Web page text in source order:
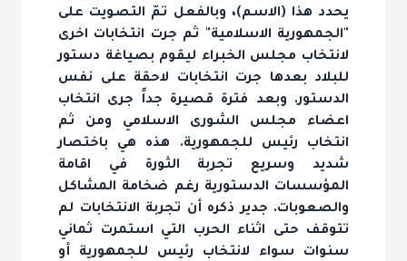
يحدد هذا (الاسم)، وبالفعل تمّ التصويت على
"الجمهورية الاسلامية" ثم جرت انتخابات اخرى
لانتخاب مجلس الخبراء ليقوم بصياغة دستور
للبلاد بعدها جرت انتخابات لاحقة على نفس
الدستور. وبعد فترة قصيرة جداً جرى انتخاب
اعضاء مجلس الشورى الاسلامي ومن ثم
انتخاب رئيس للجمهورية. هذه هي باختصار
شديد وسريع تجربة الثورة في اقامة
المؤسسات الدستورية رغم ضخامة المشاكل
والصعوبات. جدير ذكره أن تجربة الانتخابات لم
تتوقف حتى اثناء الحرب التي استمرت ثماني
سنوات سواء لانتخاب رئيس للجمهورية أو